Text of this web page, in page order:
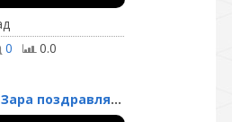
0 0.0
Певица Зара поздравляет...